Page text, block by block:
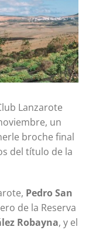
Lanzarote
un
broche final
del título de la
Pedro San
de la Reserva
Robayna, y el